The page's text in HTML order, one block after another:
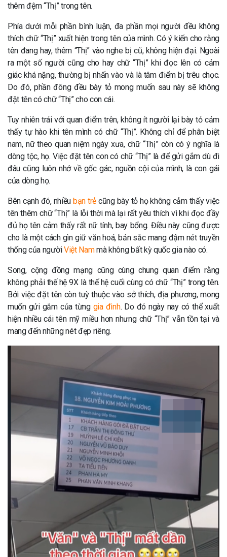
thêm đệm “Thị” trong tên.
Phía dưới mỗi phần bình luận, đa phần mọi người đều không
thích chữ “Thị” xuất hiện trong tên của mình. Có ý kiến cho rằng
tên đang hay, thêm “Thị” vào nghe bị cũ, không hiện đại. Ngoài
ra một số người cũng cho hay chữ “Thị” khi đọc lên có cảm
giác khá nặng, thường bị nhấn vào và là tâm điểm bị trêu chọc.
Do đó, phần đông đều bày tỏ mong muốn sau này sẽ không
đặt tên có chữ “Thị” cho con cái.
Tuy nhiên trái với quan điểm trên, không ít người lại bày tỏ cảm
thấy tự hào khi tên mình có chữ “Thị”. Không chỉ để phân biệt
nam, nữ theo quan niệm ngày xưa, chữ “Thị” còn có ý nghĩa là
dòng tộc, họ. Việc đặt tên con có chữ “Thị” là để gửi gắm dù đi
đâu cũng luôn nhớ về gốc gác, nguồn cội của mình, là con gái
của dòng họ.
Bên cạnh đó, nhiều bạn trẻ cũng bày tỏ họ không cảm thấy việc
tên thêm chữ “Thị” là lỗi thời mà lại rất yêu thích vì khi đọc đầy
đủ họ tên cảm thấy rất nữ tính, bay bổng. Điều này cũng được
cho là một cách gìn giữ văn hoá, bản sắc mang đậm nét truyền
thống của ngườiViệt Nammà không bất kỳ quốc gia nào có.
Song, cộng đồng mạng cũng cùng chung quan điểm rằng
không phải thế hệ 9X là thế hệ cuối cùng có chữ “Thị” trong tên.
Bởi việc đặt tên còn tuỳ thuộc vào sở thích, địa phương, mong
muốn gửi gắm của từng gia đình. Do đó ngày nay có thể xuất
hiện nhiều cái tên mỹ miều hơn nhưng chữ “Thị” vẫn tồn tại và
mang đến những nét đẹp riêng.